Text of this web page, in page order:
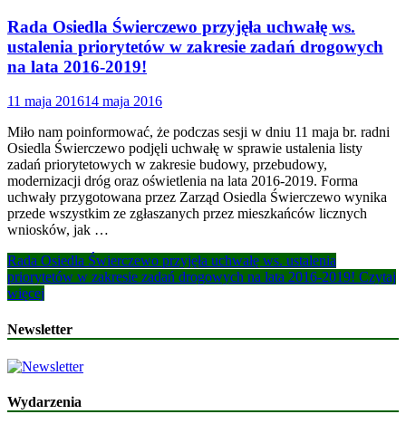
Rada Osiedla Świerczewo przyjęła uchwałę ws.
ustalenia priorytetów w zakresie zadań drogowych
na lata 2016-2019!
11 maja 201614 maja 2016
Miło nam poinformować, że podczas sesji w dniu 11 maja br. radni
Osiedla Świerczewo podjęli uchwałę w sprawie ustalenia listy
zadań priorytetowych w zakresie budowy, przebudowy,
modernizacji dróg oraz oświetlenia na lata 2016-2019. Forma
uchwały przygotowana przez Zarząd Osiedla Świerczewo wynika
przede wszystkim ze zgłaszanych przez mieszkańców licznych
wniosków, jak …
Rada Osiedla Świerczewo przyjęła uchwałę ws. ustalenia
priorytetów w zakresie zadań drogowych na lata 2016-2019! Czytaj
więcej
Newsletter
Wydarzenia